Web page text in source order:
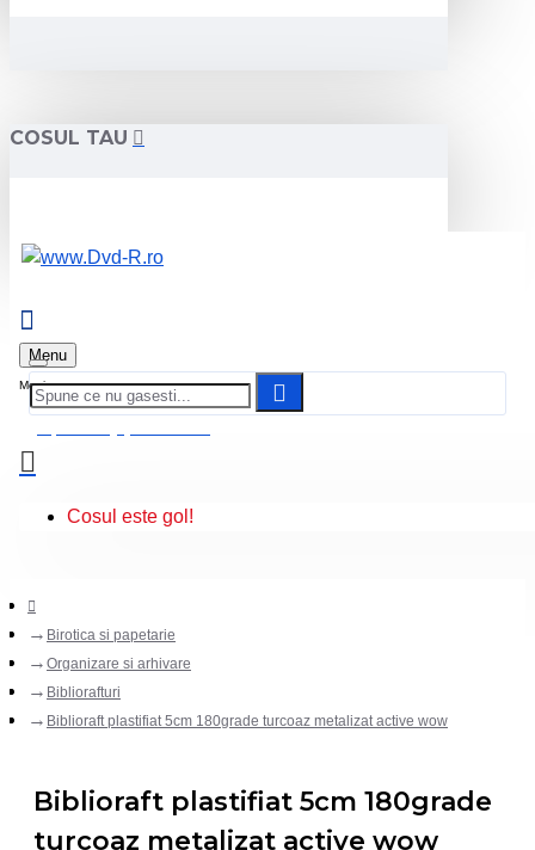
COSUL TAU
Menu
Cosul este gol!
Birotica si papetarie
Organizare si arhivare
Bibliorafturi
Biblioraft plastifiat 5cm 180grade turcoaz metalizat active wow
Biblioraft plastifiat 5cm 180grade
turcoaz metalizat active wow